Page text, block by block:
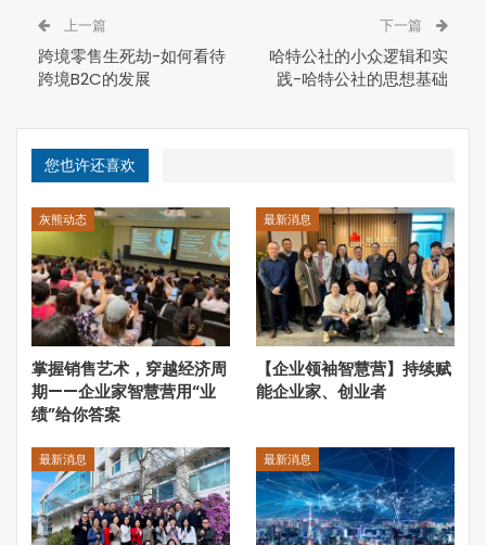
1. 哈特公社的历史
2. 哈特公社的思想基础
4. 哈特公社的实地探访
6. 哈特公社的小众化生存
哈特公社的历史
哈特公社的历史按照今天的说法，可以看做是孜孜以求宗教
自由的一群西方人一次又一次的移民迁徙或者说是宗教逃亡
运动。哈特人派生于慕尼黑一个被称为“再洗礼派”的宗教。
“再洗礼派”拒绝给新生儿洗礼，开创了成年人洗礼的传统，
徒”，因此不断受到打压甚至是死亡的威胁。
上一篇
跨境零售生死劫-如何看待
跨境B2C的发展
下一篇
哈特公社的小众逻辑和实
践-哈特公社的思想基础
您也许还喜欢
灰熊动态
掌握销售艺术，穿越经济周
期——企业家智慧营用“业
绩”给你答案
最新消息
【企业领袖智慧营】持续赋
能企业家、创业者
最新消息 最新消息